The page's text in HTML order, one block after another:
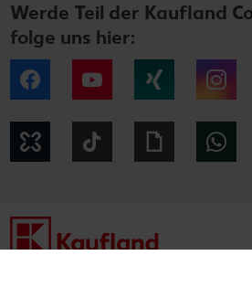
Werde Teil der Kaufland
folge uns hier:
Facebook YouTube
Kununu Giphy